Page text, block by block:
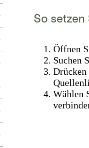
So
Öffnen
Suchen
Drücken
Wählen